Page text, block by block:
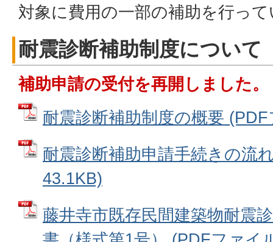
対象に費用の一部の補助を行っ
耐震診断補助制度について
補助申請の受付を再開しました。
耐震診断補助制度の概要
耐震診断補助申請手続きの流
43.1KB)
藤井寺市既存民間建築物耐震